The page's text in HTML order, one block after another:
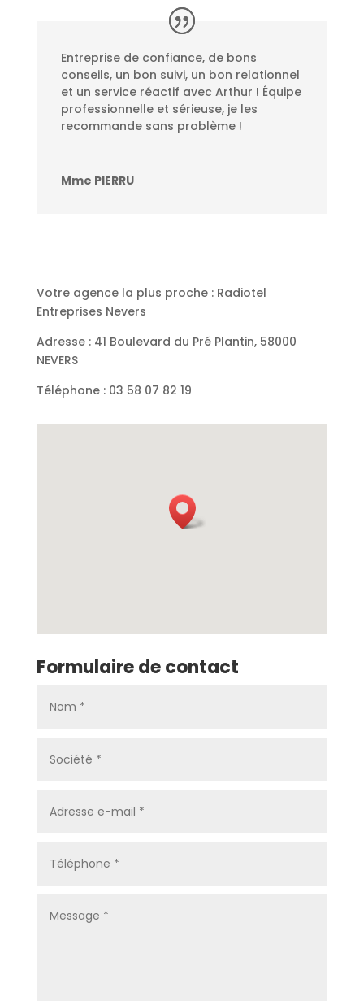
Entreprise de confiance, de bons
conseils, un bon suivi, un bon relationnel
et un service réactif avec Arthur ! Équipe
professionnelle et sérieuse, je les
recommande sans problème !
Mme PIERRU
Votre agence la plus proche : Radiotel
Entreprises Nevers
Adresse : 41 Boulevard du Pré Plantin, 58000
NEVERS
Téléphone : 03 58 07 82 19
Formulaire de contact